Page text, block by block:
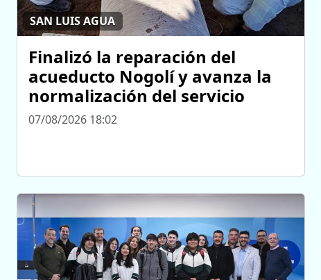
SAN LUIS AGUA
Finalizó la reparación del
acueducto Nogolí y avanza la
normalización del servicio
07/08/2026 18:02